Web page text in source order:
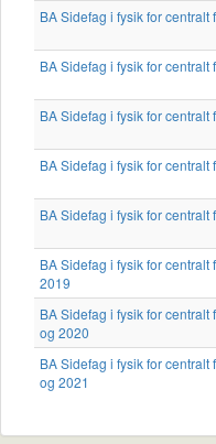
BA Sidefag i fysik for
BA Sidefag i fysik for
BA Sidefag i fysik for
BA Sidefag i fysik for
BA Sidefag i fysik for
BA Sidefag i fysik for
2019
BA Sidefag i fysik for
og 2020
BA Sidefag i fysik for
og 2021